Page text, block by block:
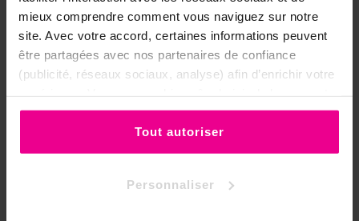
mieux comprendre comment vous naviguez sur notre
site. Avec votre accord, certaines informations peuvent
être partagées avec nos partenaires de confiance
(publicité, réseaux sociaux, analyse) afin d’enrichir votre
ou de les refuser.
Tout autoriser
Personnaliser
Référence CLO-01BO
Fiche technique
Matériaux Métal et bois